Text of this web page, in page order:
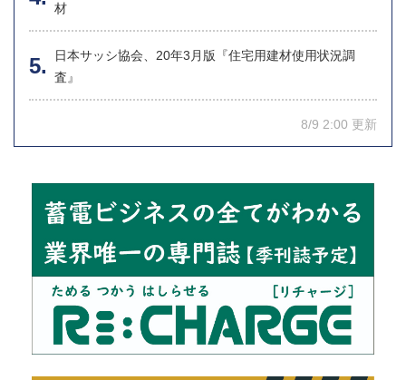
材
日本サッシ協会、20年3月版『住宅用建材使用状況調
査』
8/9 2:00 更新